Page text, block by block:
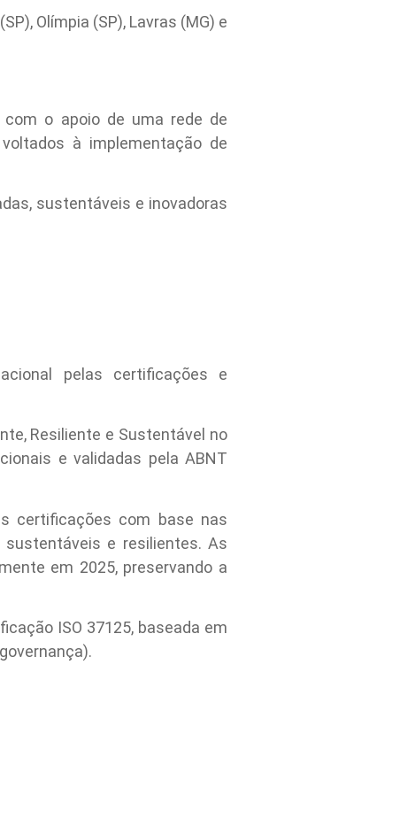
Olímpia (SP), Lavras (MG) e
o apoio de uma rede de
à implementação de
sustentáveis e inovadoras
pelas certificações e
Resiliente e Sustentável no
e validadas pela ABNT
certificações com base nas
sustentáveis e resilientes. As
em 2025, preservando a
ISO 37125, baseada em